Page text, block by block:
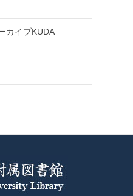
カイブKUDA